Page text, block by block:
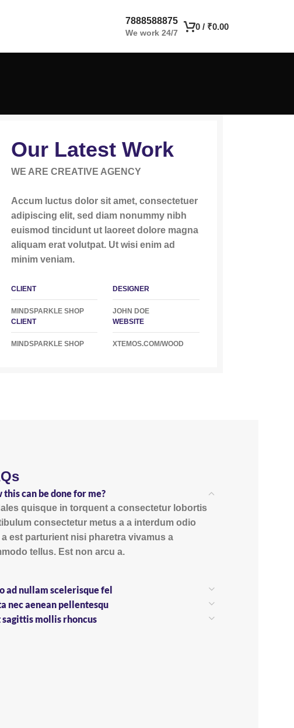
7888588875
We work 24/7
0 / ₹0.00
Our Latest Work
WE ARE CREATIVE AGENCY
Accum luctus dolor sit amet, consectetuer
adipiscing elit, sed diam nonummy nibh
euismod tincidunt ut laoreet dolore magna
aliquam erat volutpat. Ut wisi enim ad
minim veniam.
CLIENT
MINDSPARKLE SHOP
DESIGNER
JOHN DOE
CLIENT
MINDSPARKLE SHOP
WEBSITE
XTEMOS.COM/WOOD
this can be done for me?
quisque in torquent a consectetur lobortis
consectetur metus a a interdum odio
est parturient nisi pharetra vivamus a
tellus. Est non arcu a.
ad nullam scelerisque fel
nec aenean pellentesqu
sagittis mollis rhoncus